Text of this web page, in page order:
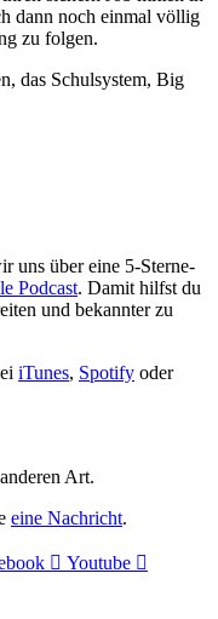
dann noch einmal völlig
zu folgen.
das Schulsystem, Big
uns über eine 5-Sterne-
Podcast. Damit hilfst du
und bekannter zu
iTunes, Spotify oder
Art.
eine Nachricht.
Youtube